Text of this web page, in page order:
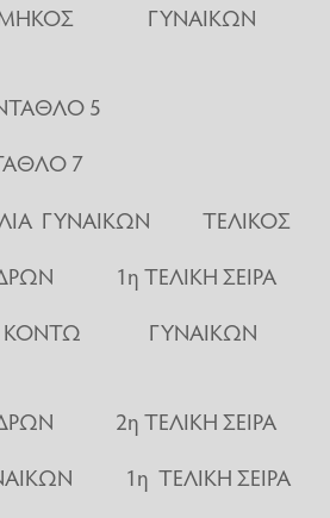
ΜΗΚΟΣ ΓΥΝΑΙΚΩΝ
5
7
ΓΥΝΑΙΚΩΝ ΤΕΛΙΚΟΣ
1η ΤΕΛΙΚΗ ΣΕΙΡΑ
ΚΟΝΤΩ ΓΥΝΑΙΚΩΝ
2η ΤΕΛΙΚΗ ΣΕΙΡΑ
1η ΤΕΛΙΚΗ ΣΕΙΡΑ